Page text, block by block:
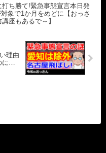
打ち勝て!緊急事態宣言本日発
象で1か月をめどに【おっさ
座もあるで～】
理由
に…